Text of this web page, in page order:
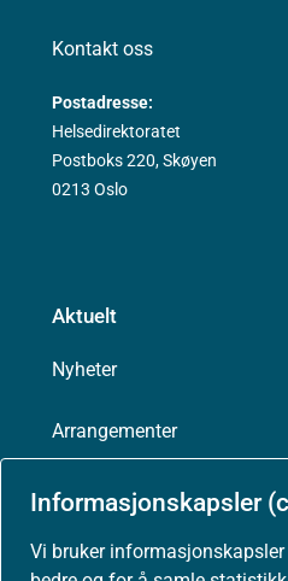
Informasjonskapsler
Vi bruker
Kontakt oss
Postadresse:
Helsedirektoratet
Postboks 220, Skøyen
0213 Oslo
Aktuelt
Nyheter
Arrangementer
Høringer
Presse